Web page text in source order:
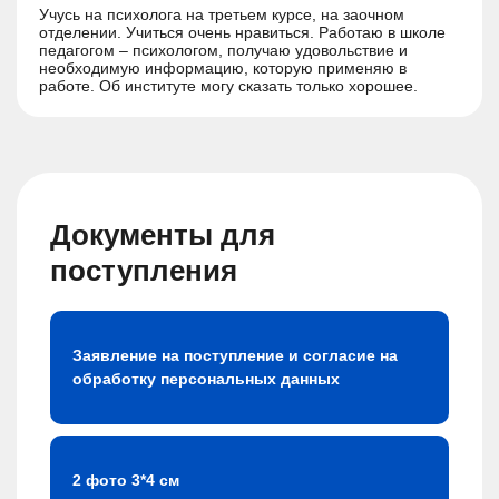
Учусь на психолога на третьем курсе, на заочном
отделении. Учиться очень нравиться. Работаю в школе
педагогом – психологом, получаю удовольствие и
необходимую информацию, которую применяю в
работе. Об институте могу сказать только хорошее.
Документы для
поступления
Заявление на поступление и согласие на
обработку персональных данных
2 фото 3*4 см